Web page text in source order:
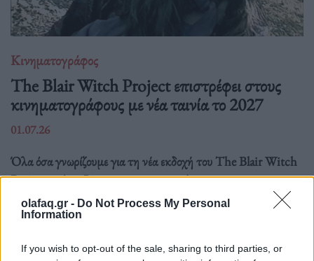
olafaq.gr - Do Not Process My Personal
Information
If you wish to opt-out of the sale, sharing to third parties, or
Κινηματογράφος
The Blair Witch Project επιστρέφει στους
κινηματογράφους με νέα ταινία το 2027
01.07.26
Όλα όσα γνωρίζουμε για τη νέα εκδοχή του The Blair Witch
Project από τη Lionsgate: ημερομηνία